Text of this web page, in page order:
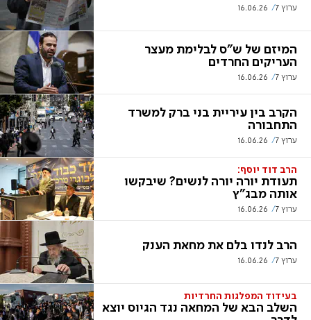
ערוץ 7 16.06.26
המיזם של ש"ס לבלימת מעצר
העריקים החרדים
ערוץ 7 16.06.26
הקרב בין עיריית בני ברק למשרד
התחבורה
ערוץ 7 16.06.26
הרב דוד יוסף:
תעודת יורה יורה לנשים? שיבקשו
אותה מבג"ץ
ערוץ 7 16.06.26
הרב לנדו בלם את מחאת הענק
ערוץ 7 16.06.26
בעידוד המפלגות החרדיות
השלב הבא של המחאה נגד הגיוס יוצא